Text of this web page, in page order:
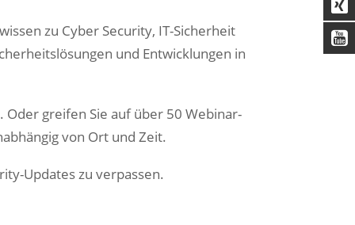
zu Cyber Security, IT-Sicherheit
und Entwicklungen in
greifen Sie auf über 50 Webinar-
von Ort und Zeit.
Updates zu verpassen.